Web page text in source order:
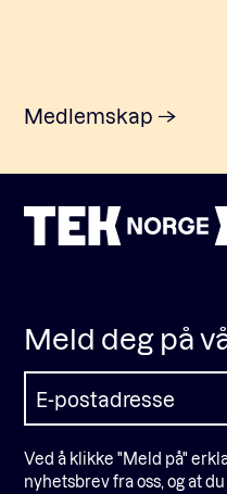
Medlemskap
Meld deg på
Ved å klikke "Meld på"
nyhetsbrev fra oss, og at